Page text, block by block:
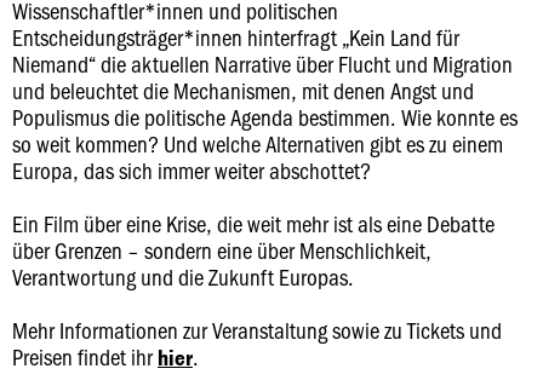
Wissenschaftler*innen und politischen
Entscheidungsträger*innen hinterfragt „Kein Land für
Niemand“ die aktuellen Narrative über Flucht und Migration
und beleuchtet die Mechanismen, mit denen Angst und
Populismus die politische Agenda bestimmen. Wie konnte es
so weit kommen? Und welche Alternativen gibt es zu einem
Europa, das sich immer weiter abschottet?
Ein Film über eine Krise, die weit mehr ist als eine Debatte
über Grenzen – sondern eine über Menschlichkeit,
Verantwortung und die Zukunft Europas.
Mehr Informationen zur Veranstaltung sowie zu Tickets und
Preisen findet ihrhier.